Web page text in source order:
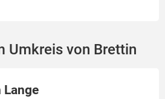
Umkreis von Brettin
Lange